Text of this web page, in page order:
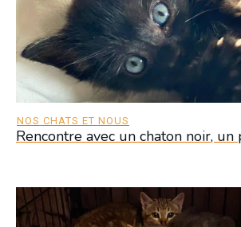
NOS CHATS ET NOUS
Rencontre avec un chaton noir, un